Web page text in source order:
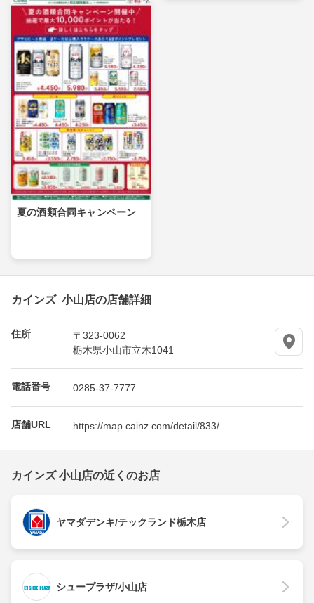
夏の酒類合同キャンペーン
カインズ 小山店の店舗詳細
住所
〒323-0062
栃木県小山市立木1041
電話番号 0285-37-7777
店舗URL https://map.cainz.com/detail/833/
カインズ 小山店の近くのお店
ヤマダデンキ/テックランド栃木店
シュープラザ/小山店